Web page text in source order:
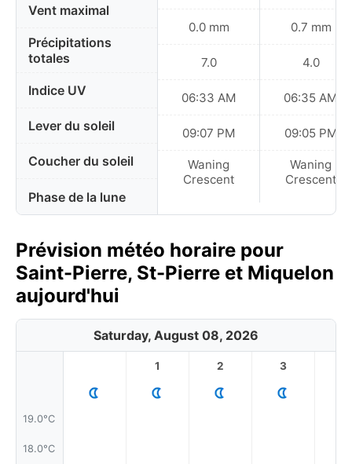
Vent maximal
Précipitations
totales
Indice UV
Lever du soleil
Coucher du soleil
Phase de la lune
0.0 mm
7.0
06:33 AM
09:07 PM
Waning
Crescent
0.7 mm
4.0
06:35 AM
09:05 PM
Waning
Crescent
Prévision météo horaire pour
Saint-Pierre, St-Pierre et Miquelon
aujourd'hui
Saturday, August 08, 2026
19.0°C
18.0°C
1 2 3